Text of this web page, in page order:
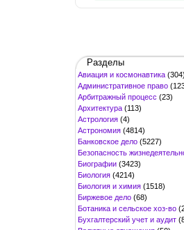
Разделы
Авиация и космонавтика (304)
Административное право
Арбитражный процесс (23)
Архитектура (113)
Астрология (4)
Астрономия (4814)
Банковское дело (5227)
Безопасность
Биографии (3423)
Биология (4214)
Биология и химия (1518)
Биржевое дело (68)
Ботаника и сельское хоз-во
Бухгалтерский учет и аудит